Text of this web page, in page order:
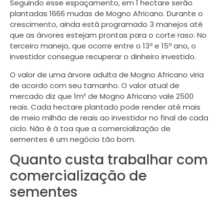
Seguindo esse espaçamento, em 1 hectare serão
plantadas 1666 mudas de Mogno Africano. Durante o
crescimento, ainda está programado 3 manejos até
que as árvores estejam prontas para o corte raso. No
terceiro manejo, que ocorre entre o 13º e 15º ano, o
investidor consegue recuperar o dinheiro investido.
O valor de uma árvore adulta de Mogno Africano viria
de acordo com seu tamanho. O valor atual de
mercado diz que 1m³ de Mogno Africano vale 2500
reais. Cada hectare plantado pode render até mais
de meio milhão de reais ao investidor no final de cada
ciclo. Não é à toa que a comercialização de
sementes é um negócio tão bom.
Quanto custa trabalhar com
comercialização de
sementes